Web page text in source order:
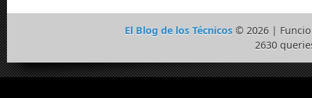
El Blog de los Técnicos© 2026 |
2630